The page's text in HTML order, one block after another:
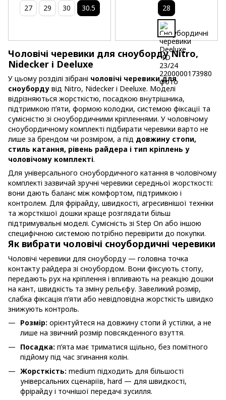
27 29 30 30.5 28
Чоловічі черевики для сноуборду Nitro,
Nidecker і Deeluxe
У цьому розділі зібрані чоловічі черевики для
сноуборду від Nitro, Nidecker і Deeluxe. Моделі
відрізняються жорсткістю, посадкою внутрішника,
підтримкою п’яти, формою колодки, системою фіксації та
сумісністю зі сноубордичними кріпленнями. У чоловічому
сноубордичному комплекті підбирати черевики варто не
лише за брендом чи розміром, а під довжину стопи,
стиль катання, рівень райдера і тип кріплень у
чоловічому комплекті.
Для універсального сноубордичного катання в чоловічому
комплекті зазвичай зручні черевики середньої жорсткості:
вони дають баланс між комфортом, підтримкою і
контролем. Для фрірайду, швидкості, агресивнішої техніки
та жорсткішої дошки краще розглядати більш
підтримувальні моделі. Сумісність зі Step On або іншою
специфічною системою потрібно перевірити до покупки.
Як вибрати чоловічі сноубордичні черевики
Чоловічі черевики для сноуборду — головна точка
контакту райдера зі сноубордом. Вони фіксують стопу,
передають рух на кріплення і впливають на реакцію дошки
на кант, швидкість та зміну рельєфу. Завеликий розмір,
слабка фіксація п’яти або невідповідна жорсткість швидко
знижують контроль.
Розмір: орієнтуйтеся на довжину стопи й устілки, а не
лише на звичний розмір повсякденного взуття.
Посадка: п’ята має триматися щільно, без помітного
підйому під час згинання колін.
Жорсткість: medium підходить для більшості
універсальних сценаріїв, hard — для швидкості,
фрірайду і точнішої передачі зусилля.